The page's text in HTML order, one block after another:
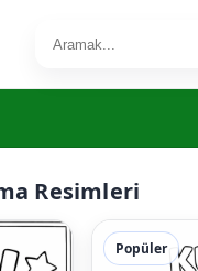
Resimleri
Popüler